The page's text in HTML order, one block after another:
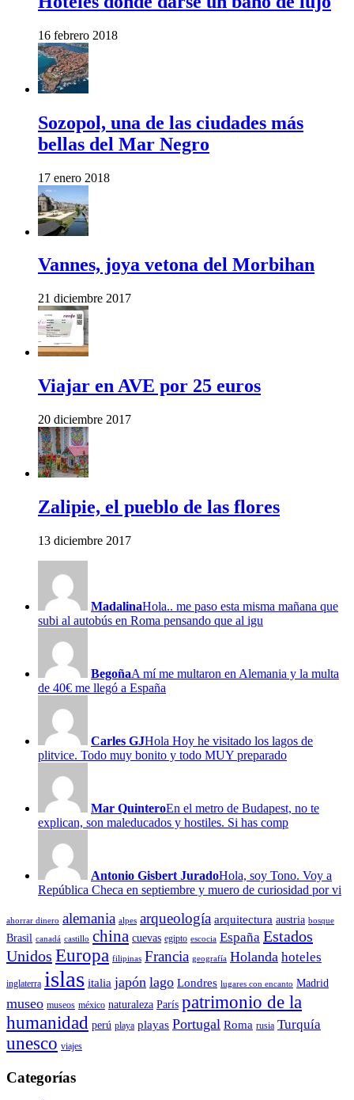
16 febrero 2018
Sozopol, una de las ciudades más
bellas del Mar Negro
17 enero 2018
Vannes, joya vetona del Morbihan
21 diciembre 2017
Viajar en AVE por 25 euros
20 diciembre 2017
Zalipie, el pueblo de las flores
13 diciembre 2017
MadalinaHola.. me paso esta misma mañana que
subi al autobús en Roma pensando que al igu
BegoñaA mí me multaron en Alemania y la multa
de 40€ me llegó a España
Carles GJHola Hoy he visitado los lagos de
plitvice. Todo muy bonito y todo MUY preparado
Mar QuinteroEn el metro de Budapest, no te
explican, son maleducados y hostiles. Si has comp
Antonio Gisbert JuradoHola, soy Tono. Voy a
República Checa en septiembre y muero de curiosidad por vi
ahorrar dinero alemania alpes arqueología arquitectura austria bosque
Brasil canadá castillo china cuevas egipto escocia España Estados
Unidos Europa filipinas Francia geografía Holanda hoteles
inglaterra islas italia japón lago Londres lugares con encanto Madrid
museo museos méxico naturaleza París patrimonio de la
humanidad perú playa playas Portugal Roma rusia Turquía
unesco viajes
Categorías